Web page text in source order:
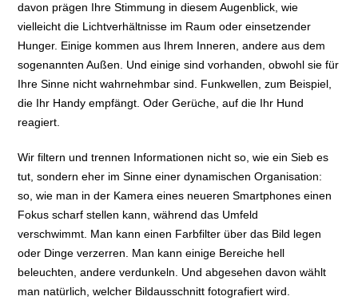
davon prägen Ihre Stimmung in diesem Augenblick, wie
vielleicht die Lichtverhältnisse im Raum oder einsetzender
Hunger. Einige kommen aus Ihrem Inneren, andere aus dem
sogenannten Außen. Und einige sind vorhanden, obwohl sie für
Ihre Sinne nicht wahrnehmbar sind. Funkwellen, zum Beispiel,
die Ihr Handy empfängt. Oder Gerüche, auf die Ihr Hund
reagiert.
Wir filtern und trennen Informationen nicht so, wie ein Sieb es
tut, sondern eher im Sinne einer dynamischen Organisation:
so, wie man in der Kamera eines neueren Smartphones einen
Fokus scharf stellen kann, während das Umfeld
verschwimmt. Man kann einen Farbfilter über das Bild legen
oder Dinge verzerren. Man kann einige Bereiche hell
beleuchten, andere verdunkeln. Und abgesehen davon wählt
man natürlich, welcher Bildausschnitt fotografiert wird.